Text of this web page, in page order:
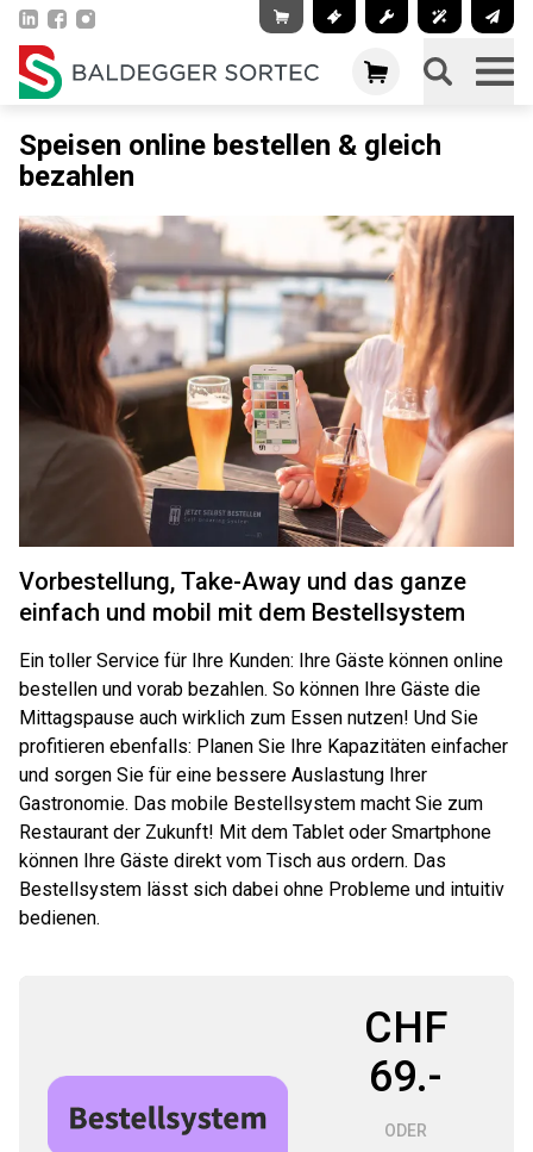
Speisen online bestellen & gleich
bezahlen
Vorbestellung, Take-Away und das ganze
einfach und mobil mit dem Bestellsystem
Ein toller Service für Ihre Kunden: Ihre Gäste können online
bestellen und vorab bezahlen. So können Ihre Gäste die
Mittagspause auch wirklich zum Essen nutzen! Und Sie
profitieren ebenfalls: Planen Sie Ihre Kapazitäten einfacher
und sorgen Sie für eine bessere Auslastung Ihrer
Gastronomie. Das mobile Bestellsystem macht Sie zum
Restaurant der Zukunft! Mit dem Tablet oder Smartphone
können Ihre Gäste direkt vom Tisch aus ordern. Das
Bestellsystem lässt sich dabei ohne Probleme und intuitiv
bedienen.
CHF
69.-
ODER